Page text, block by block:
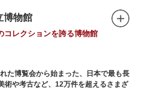
参りに行けない江戸の人々のために建
のため通常は非公開ですが、特別公開
申し込んでみてはいかがでしょうか。
や御朱印も授与されているので要チェ
愛らしいものがありますよ。
博物館
コレクションを誇る博物館
た博覧会から始まった、日本で最も長
術や考古など、12万件を超えるさまざ